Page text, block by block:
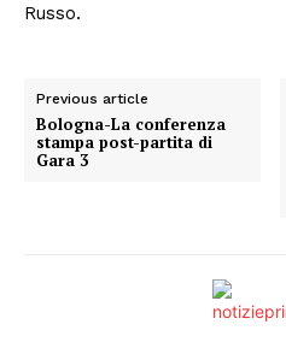
Russo.
Previous article
Bologna-La conferenza
stampa post-partita di
Gara 3